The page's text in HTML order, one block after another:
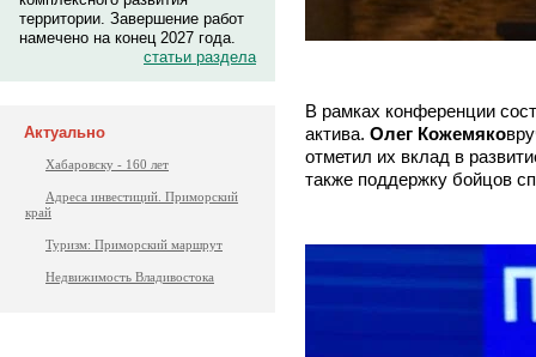
территории. Завершение работ
намечено на конец 2027 года.
статьи раздела
Актуально
Хабаровску - 160 лет
Адреса инвестиций. Приморский
край
Туризм: Приморский маршрут
Недвижимость Владивостока
В рамках конференции
актива. Олег Кожемяко
отметил их вклад в
также поддержку бойцов